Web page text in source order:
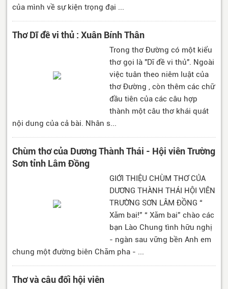
của mình về sự kiện trọng đại ...
Thơ Dĩ đề vi thủ : Xuân Bính Thân
Trong thơ Đường có một kiểu
thơ gọi là "Dĩ đề vi thủ". Ngoài
việc tuân theo niêm luật của
thơ Đường , còn thêm các chữ
đầu tiên của các câu hợp
thành một câu thơ khái quát
nội dung của cả bài. Nhân s...
Chùm thơ của Dương Thành Thái - Hội viên Trường
Sơn tỉnh Lâm Đồng
GIỚI THIỆU CHÙM THƠ CỦA
DƯƠNG THÀNH THÁI HỘI VIÊN
TRƯỜNG SƠN LÂM ĐỒNG “
Xăm bai!” “ Xăm bai” chào các
bạn Lào Chung tình hữu nghị
- ngàn sau vững bền Anh em
chung một đường biên Chăm pha - ...
Thơ và câu đối hội viên